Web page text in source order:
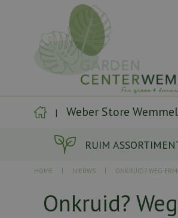
RUIM
HOME NIEUWS ONKRUID? WEG
Weber Store Wemmel
Onkruid?